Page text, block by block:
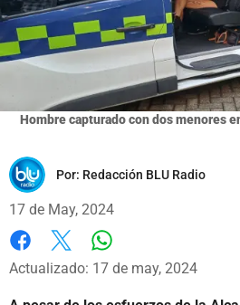
Hombre capturado con dos menores
Por: Redacción BLU Radio
17 de May, 2024
Facebook
X
Actualizado: 17 de may, 2024